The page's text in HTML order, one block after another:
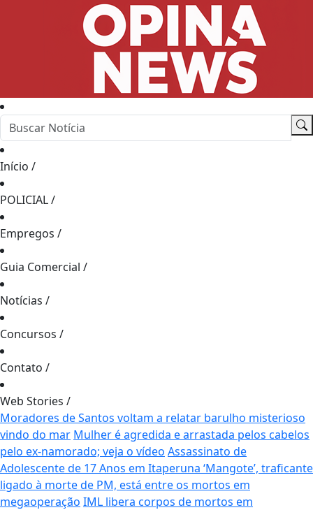
Início /
POLICIAL/
Empregos /
Guia Comercial /
Notícias /
Concursos /
Contato /
Web Stories /
Moradores de Santos voltam a relatar barulho misterioso
vindo do mar Mulher é agredida e arrastada pelos cabelos
pelo ex-namorado; veja o vídeo Assassinato de
Adolescente de 17 Anos em Itaperuna ‘Mangote’, traficante
ligado à morte de PM, está entre os mortos em
megaoperação IML libera corpos de mortos em